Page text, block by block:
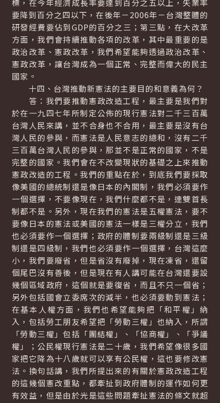
標，在今年經濟成長率要達到百分之五以上，失業率
要降到百分之四以下，在後年－2006年－台灣整體的
研發經費要佔到GDP的百分之三；第三點，在大改革
方面，我們會持續推動各項的改革，其中最重要的是
政治改革、憲政改革，我們希望能夠透過政治改革、
憲政改革，讓台灣成為一個正常、完整而偉大的民主
國家。
十四、台灣推動新憲法的主要目的和意義為何？
答：我們要推動憲政改造工程，最主要是我們對
於在一九四七年所制定公佈的現行憲法對二千三百萬
台灣人民來講，並不合身也不合用，最主要是沒有台
灣人民的參與，而憲法是人民意志的總和，沒有二千
三百萬台灣人民的參與，那並不是正常的國家，不是
完整的國家。我們會在不改變現狀的基礎之上來推動
憲政改造的工程。我們的重點在於，到底我們要採取
像美國的總統制還是像日本的內閣制，我們必須要作
一個選擇，不要像現在，我們什麼都不是，連雙首長
制都不是。另外，現在我們的憲法是五權憲法，要不
要像日本的憲法或美國的憲法一樣是三權分立，我們
也必須要作一個選擇；政府的體制要兩級制還是三級
制還是四級制，我們也必須要作一個選擇，台灣這麼
小，我們要廢省，但是省沒有廢掉，現在凍省，還留
個尾巴沒有善後，但是現在有人講可能在台灣還要設
幾個區域政府，這個就是要復省，而且不只一個省；
另外包括國會立委席次的減半，也必須要動到憲法；
在基本人權方面，我們也希望能夠把「和平權」納
入，包括勞工朋友希望把「勞動三權」也納入，所謂
「勞動三權」包括「團結權」、「協商權」、「爭議
權」；公民權現行憲法是二十歲，我們希望像很多國
家把它降為十八歲就可以享有公民權，這也要修改憲
法。換句話講，我們所提出來的有關於憲政改造工程
的這幾個憲改重點，都牽扯到政府體制的運作如何更
有效益，但是由於光是這些問題牽扯憲法的條文就超